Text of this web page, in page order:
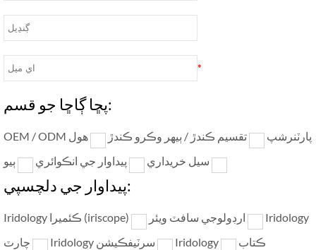
*
پڇا ڳاڇا جو قسم:
OEM / ODM پارٽنرشپ تقسيم ڪندڙ / ٻيهر وڪرو ڪندڙ
هول
سيل خريداري
پيداوار جي انڪوائري
پيداوار جي دلچسپي:
Iridology ڪئميرا (iriscope) ارڊولوجي سافٽ ويئر
Iridology
چارٽ
Iridology سرٽيفڪيشن
Iridology ڪتاب